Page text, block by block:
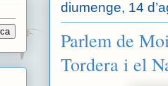
diumenge, 14
Parlem de
Tordera i el